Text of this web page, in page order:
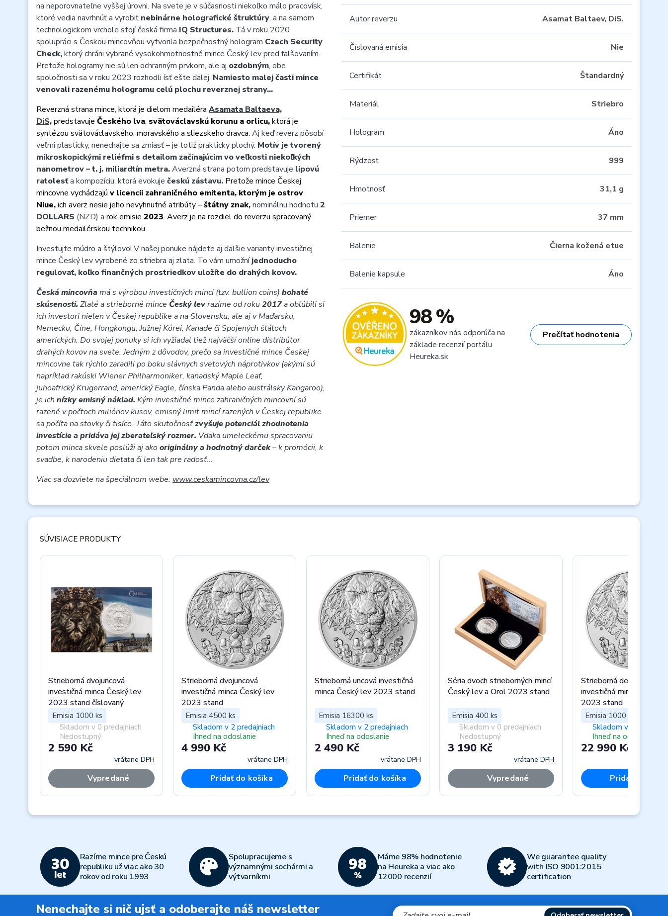
na neporovnateľne vyššej úrovni. Na svete je v súčasnosti niekoľko málo pracovísk,
ktoré vedia navrhnúť a vyrobiť nebinárne holografické štruktúry, a na samom
technologickom vrchole stojí česká firma IQ Structures. Tá v roku 2020
spolupráci s Českou mincovňou vytvorila bezpečnostný hologram Czech Security
Check,ktorý chráni vybrané vysokohmotnostné mince Český lev pred falšovaním.
Pretože hologramy nie sú len ochranným prvkom, ale aj ozdobným, obe
spoločnosti sa v roku 2023 rozhodli ísť ešte ďalej. Namiesto malej časti mince
venovali razenému hologramu celú plochu reverznej strany…
Reverzná strana mince, ktorá je dielom medailéra Asamata Baltaeva,
DiS,predstavuje Českého lva, svätováclavskú korunu a orlicu,ktorá je
syntézou svätováclavského, moravského a sliezskeho dravca. Aj keď reverz pôsobí
veľmi plasticky, nenechajte sa zmiasť – je totiž prakticky plochý. Motív je tvorený
mikroskopickými reliéfmi s detailom začínajúcim vo veľkosti niekoľkých
nanometrov – t. j. miliardtín metra.Averzná strana potom predstavuje lipovú
ratolesťa kompozíciu, ktorá evokuje českú zástavu. Pretože mince Českej
mincovne vychádzajú v licencii zahraničného emitenta, ktorým je ostrov
Niue,ich averz nesie jeho nevyhnutné atribúty –štátny znak,nominálnu hodnotu 2
DOLLARS (NZD) a rok emisie 2023. Averz je na rozdiel do reverzu spracovaný
bežnou medailérskou technikou.
Investujte múdro a štýlovo! V našej ponuke nájdete aj ďalšie varianty investičnej
mince Český lev vyrobené zo striebra aj zlata. To vám umožníjednoducho
regulovať, koľko finančných prostriedkov uložíte do drahých kovov.
Česká mincovňa má s výrobou investičných mincí (tzv. bullion coins) bohaté
skúsenosti. Zlaté a strieborné mince Český levrazíme od roku2017a obľúbili si
ich investori nielen v Českej republike a na Slovensku, ale aj v Maďarsku,
Nemecku, Číne, Hongkongu, Južnej Kórei, Kanade či Spojených štátoch
amerických. Do svojej ponuky si ich vyžiadal tiež najväčší online distribútor
drahých kovov na svete. Jedným z dôvodov, prečo sa investičné mince Českej
mincovne tak rýchlo zaradili po boku slávnych svetových náprotivkov (akými sú
napríklad rakúski Wiener Philharmoniker, kanadský Maple Leaf,
juhoafrický Krugerrand, americký Eagle, čínska Panda alebo austrálsky Kangaroo),
je ich nízky emisný náklad. Kým investičné mince zahraničných mincovní sú
razené v počtoch miliónov kusov, emisný limit mincí razených v Českej republike
sa počíta na stovky či tisíce. Táto skutočnosťzvyšuje potenciál zhodnotenia
investície a pridáva jej zberateľský rozmer. Vďaka umeleckému spracovaniu
potom minca skvele poslúži aj akooriginálny a hodnotný darček–k promócii, k
svadbe, k narodeniu dieťaťa či len tak pre radosť...
Viac sa dozviete na špeciálnom webe: www.ceskamincovna.cz/lev
Autor reverzu Asamat Baltaev, DiS.
Číslovaná emisia Nie
Certifikát Štandardný
Materiál Striebro
Hologram Áno
Rýdzosť 999
Hmotnosť 31,1 g
Priemer 37 mm
Balenie Čierna kožená etue
Balenie kapsule Áno
98 %
zákazníkov nás odporúča na
základe recenzií portálu
Heureka.sk
Prečítať hodnotenia
SÚVISIACE PRODUKTY
Strieborná dvojuncová
investičná minca Český lev
2023 stand číslovaný
Emisia 1000 ks
Skladom v 0 predajniach
Nedostupný
2 590 Kč
vrátane DPH
Vypredané
Strieborná dvojuncová
investičná minca Český lev
2023 stand
Emisia 4500 ks
Skladom v 2 predajniach
Ihneď na odoslanie
4 990 Kč
vrátane DPH
Pridať do košíka
Strieborná uncová investičná
minca Český lev 2023 stand
Emisia 16300 ks
Skladom v 2 predajniach
Ihneď na odoslanie
2 490 Kč
vrátane DPH
Pridať do košíka
Séria dvoch strieborných mincí
Český lev a Orol 2023 stand
Emisia 400 ks
Skladom v 0 predajniach
Nedostupný
3 190 Kč
vrátane DPH
Vypredané
Strieborná desaťuncová
investičná minca Český
2023 stand
Emisia 1000 ks
Skladom v 1 predajni
Ihneď na odoslanie
22 990 Kč
Pridať do
Razíme mince pre Českú
republiku už viac ako 30
rokov od roku 1993
Spolupracujeme s
významnými sochármi a
výtvarníkmi
Máme 98% hodnotenie
na Heureka a viac ako
12000 recenzií
We guarantee quality
with ISO 9001:2015
certification
Nenechajte si nič ujsť a odoberajte náš newsletter